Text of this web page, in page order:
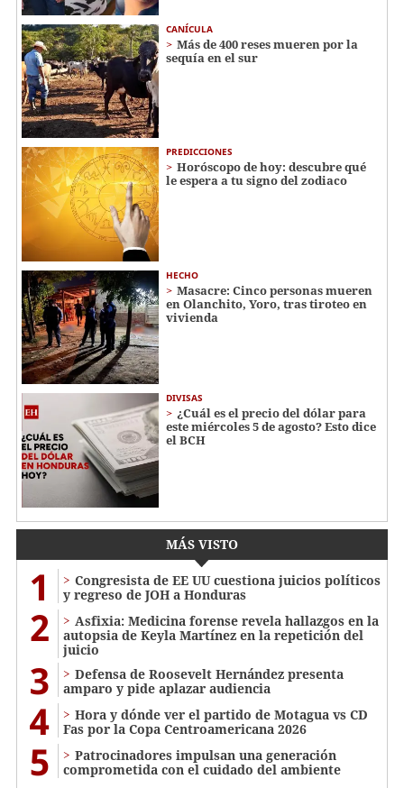
CANÍCULA
Más de 400 reses mueren por la
sequía en el sur
PREDICCIONES
Horóscopo de hoy: descubre qué
le espera a tu signo del zodiaco
HECHO
Masacre: Cinco personas mueren
en Olanchito, Yoro, tras tiroteo en
vivienda
DIVISAS
¿Cuál es el precio del dólar para
este miércoles 5 de agosto? Esto dice
el BCH
MÁS VISTO
1
Congresista de EE UU cuestiona juicios políticos
y regreso de JOH a Honduras
2
Asfixia: Medicina forense revela hallazgos en la
autopsia de Keyla Martínez en la repetición del
juicio
3
Defensa de Roosevelt Hernández presenta
amparo y pide aplazar audiencia
4
Hora y dónde ver el partido de Motagua vs CD
Fas por la Copa Centroamericana 2026
5
Patrocinadores impulsan una generación
comprometida con el cuidado del ambiente